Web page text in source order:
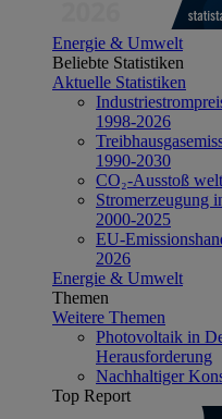
Energie & Umwelt
Beliebte Statistiken
Aktuelle Statistiken
1998-2026
1990-2030
CO₂-Ausstoß
Stromerzeugung
2000-2025
EU-
2026
Energie & Umwelt
Themen
Weitere Themen
Photovoltaik in
Herausforderung
Nachhaltiger
Top Report